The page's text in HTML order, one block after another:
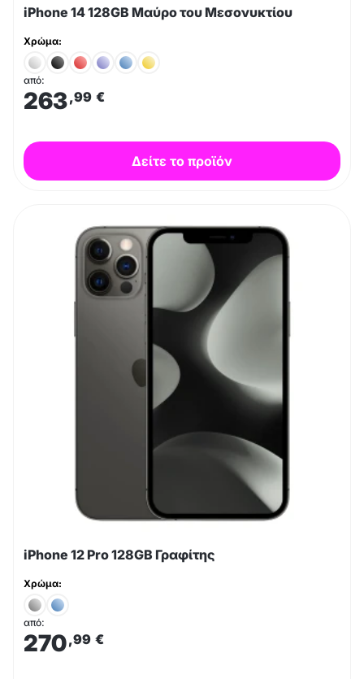
iPhone 14 128GB Μαύρο του Μεσονυκτίου
Χρώμα:
από:
263,99 €
Δείτε το προϊόν
iPhone 12 Pro 128GB Γραφίτης
Χρώμα:
από:
270,99 €